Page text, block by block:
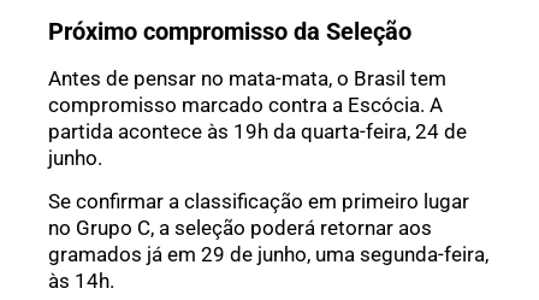
Próximo compromisso da Seleção
Antes de pensar no mata-mata, o Brasil tem
compromisso marcado contra a Escócia. A
partida acontece às 19h da quarta-feira, 24 de
junho.
Se confirmar a classificação em primeiro lugar
no Grupo C, a seleção poderá retornar aos
gramados já em 29 de junho, uma segunda-feira,
às 14h.